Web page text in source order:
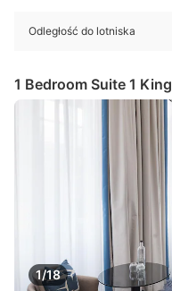
Odległość do lotniska
1 Bedroom Suite 1 King
1/18